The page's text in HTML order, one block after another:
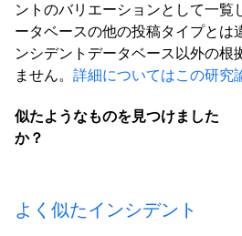
ントのバリエーションとして一覧
ータベースの他の投稿タイプとは
ンシデントデータベース以外の根
ません。 詳細についてはこの研究
似たようなものを見つけました
か？
よく似たインシデント